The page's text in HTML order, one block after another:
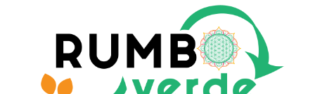
Envío gratis por compras sobre los 59.990 en la provincia de Santiago
Mascotas
LHA - Trarnic-V granulado 100gr - Antiinflamatorio